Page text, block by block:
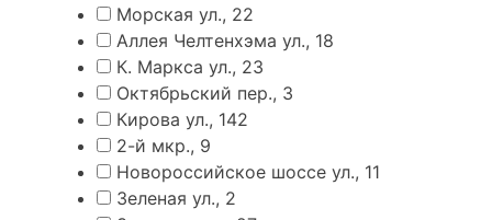
Морская ул., 22
Аллея Челтенхэма ул., 18
К. Маркса ул., 23
Октябрьский пер., 3
Кирова ул., 142
2-й мкр., 9
Новороссийское шоссе ул., 11
Зеленая ул., 2